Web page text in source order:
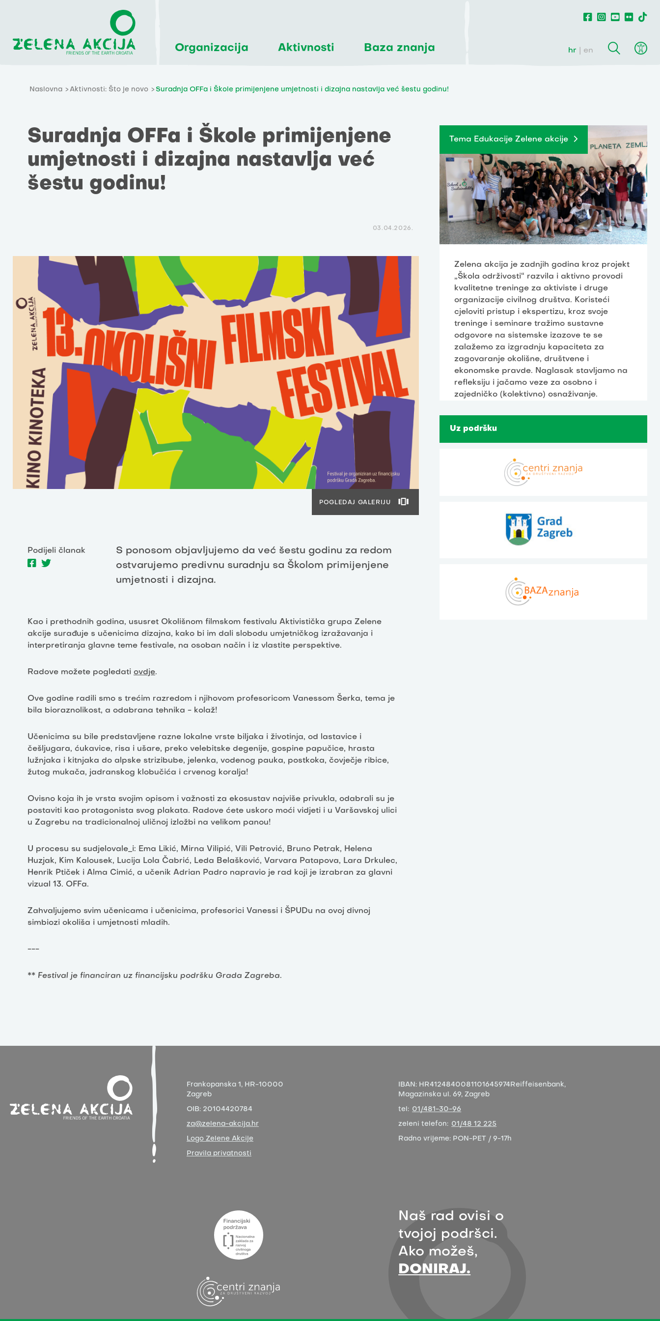
Organizacija Aktivnosti Baza znanja hr en
Naslovna Aktivnosti: Što je novo Suradnja OFFa i Škole primijenjene umjetnosti i dizajna nastavlja već šestu godinu!
Suradnja OFFa i Škole primijenjene
umjetnosti i dizajna nastavlja već
šestu godinu!
03.04.2026.
POGLEDAJ GALERIJU
Podijeli članak
S ponosom objavljujemo da već šestu godinu za redom
ostvarujemo predivnu suradnju sa Školom primijenjene
umjetnosti i dizajna.
Kao i prethodnih godina, ususret Okolišnom filmskom festivalu Aktivistička grupa Zelene
akcije surađuje s učenicima dizajna, kako bi im dali slobodu umjetničkog izražavanja i
interpretiranja glavne teme festivale, na osoban način i iz vlastite perspektive.
Radove možete pogledati ovdje.
Ove godine radili smo s trećim razredom i njihovom profesoricom Vanessom Šerka, tema je
bila bioraznolikost, a odabrana tehnika - kolaž!
Učenicima su bile predstavljene razne lokalne vrste biljaka i životinja, od lastavice i
češljugara, ćukavice, risa i ušare, preko velebitske degenije, gospine papučice, hrasta
lužnjaka i kitnjaka do alpske strizibube, jelenka, vodenog pauka, postkoka, čovječje ribice,
žutog mukača, jadranskog klobučića i crvenog koralja!
Ovisno koja ih je vrsta svojim opisom i važnosti za ekosustav najviše privukla, odabrali su je
postaviti kao protagonista svog plakata. Radove ćete uskoro moći vidjeti i u Varšavskoj ulici
u Zagrebu na tradicionalnoj uličnoj izložbi na velikom panou!
U procesu su sudjelovale_i: Ema Likić, Mirna Vilipić, Vili Petrović, Bruno Petrak, Helena
Huzjak, Kim Kalousek, Lucija Lola Čabrić, Leda Belašković, Varvara Patapova, Lara Drkulec,
Henrik Ptiček i Alma Cimić, a učenik Adrian Padro napravio je rad koji je izrabran za glavni
vizual 13. OFFa.
Zahvaljujemo svim učenicama i učenicima, profesorici Vanessi i ŠPUDu na ovoj divnoj
simbiozi okoliša i umjetnosti mladih.
---
** Festival je financiran uz financijsku podršku Grada Zagreba.
Tema Edukacije Zelene akcije
Zelena akcija je zadnjih godina kroz projekt
„Škola održivosti“ razvila i aktivno provodi
kvalitetne treninge za aktiviste i druge
organizacije civilnog društva. Koristeći
cjeloviti pristup i ekspertizu, kroz svoje
treninge i seminare tražimo sustavne
odgovore na sistemske izazove te se
zalažemo za izgradnju kapaciteta za
zagovaranje okolišne, društvene i
ekonomske pravde. Naglasak stavljamo na
refleksiju i jačamo veze za osobno i
zajedničko (kolektivno) osnaživanje.
Uz podršku
Frankopanska 1, HR-10000
Zagreb
OIB: 20104420784
za@zelena-akcija.hr
Logo Zelene Akcije
Pravila privatnosti
IBAN: HR4124840081101645974 Reiffeisenbank,
Magazinska ul. 69, Zagreb
tel: 01/481-30-96
zeleni telefon: 01/48 12 225
Radno vrijeme: PON-PET / 9-17h
Naš rad ovisi o
tvojoj podršci.
Ako možeš,
DONIRAJ.